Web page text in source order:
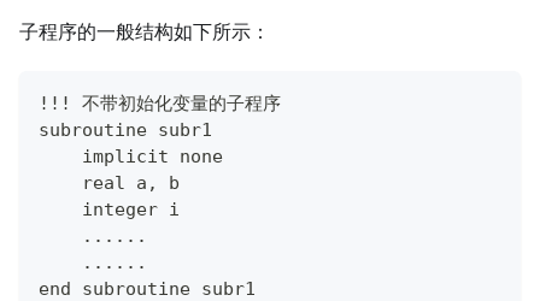
子程序的一般结构如下所示：
!!! 不带初始化变量的子程序
subroutine subr1
    implicit none
    real a, b
    integer i
    ......
    ......
end subroutine subr1